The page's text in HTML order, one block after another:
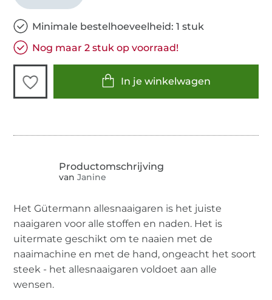
Minimale bestelhoeveelheid: 1 stuk
Nog maar 2 stuk op voorraad!
In je winkelwagen
van Janine
Het Gütermann allesnaaigaren is het juiste
naaigaren voor alle stoffen en naden. Het is
uitermate geschikt om te naaien met de
naaimachine en met de hand, ongeacht het soort
steek - het allesnaaigaren voldoet aan alle
wensen.